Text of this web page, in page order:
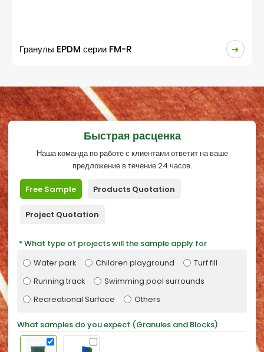
Связующее ПУ
Быстрая расценка
Наша команда по работе с клиентами ответит на ваше
предложение в течение 24 часов.
Free Sample Products Quotation
Project Quotation
What type of projects will the sample apply for
Water park
Children playground
Turf fill
Running track
Swimming pool surrounds
Recreational Surface
Others
What samples do you expect (Granules and Blocks)